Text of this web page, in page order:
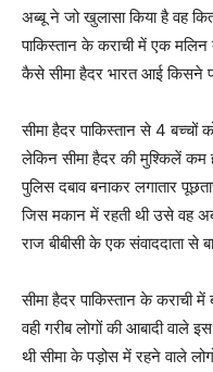
अब्बू ने जो खुलासा किया है वह
पाकिस्तान के कराची में एक
कैसे सीमा हैदर भारत आई किसने
सीमा हैदर पाकिस्तान से 4 बच्चों
लेकिन सीमा हैदर की मुश्किलें कम
पुलिस दबाव बनाकर लगातार
जिस मकान में रहती थी उसे वह
राज बीबीसी के एक संवाददाता से
सीमा हैदर पाकिस्तान के कराची
वही गरीब लोगों की आबादी वाले
थी सीमा के पड़ोस में रहने वाले